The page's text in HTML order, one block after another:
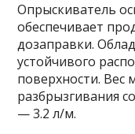
Опрыскиватель
обеспечивает
дозаправки.
устойчивого
поверхности. Вес
разбрызгивания
— 3.2 л/м.